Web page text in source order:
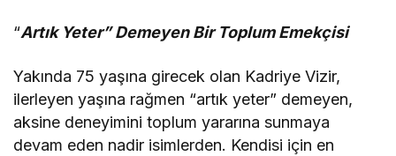
“Artık Yeter” Demeyen Bir Toplum Emekçisi
Yakında 75 yaşına girecek olan Kadriye Vizir,
ilerleyen yaşına rağmen “artık yeter” demeyen,
aksine deneyimini toplum yararına sunmaya
devam eden nadir isimlerden. Kendisi için en